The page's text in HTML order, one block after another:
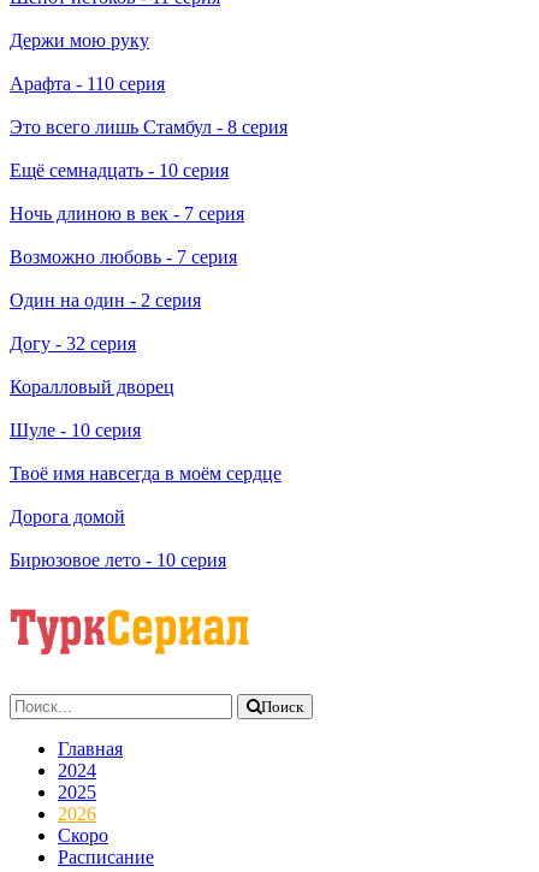
Держи мою руку
Арафта - 110 серия
Это всего лишь Стамбул - 8 серия
Ещё семнадцать - 10 серия
Ночь длиною в век - 7 серия
Возможно любовь - 7 серия
Один на один - 2 серия
Догу - 32 серия
Коралловый дворец
Шуле - 10 серия
Твоё имя навсегда в моём сердце
Дорога домой
Бирюзовое лето - 10 серия
Поиск
Главная
2024
2025
2026
Скоро
Расписание